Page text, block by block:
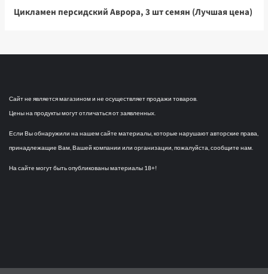
Цикламен персидский Аврора, 3 шт семян (Лучшая цена)
Сайт не является магазином и не осуществляет продажи товаров.
Цены на продукты могут отличаться от заявленных.
Если Вы обнаружили на нашем сайте материалы, которые нарушают авторские права,
принадлежащие Вам, Вашей компании или организации, пожалуйста, сообщите нам.
На сайте могут быть опубликованы материалы 18+!